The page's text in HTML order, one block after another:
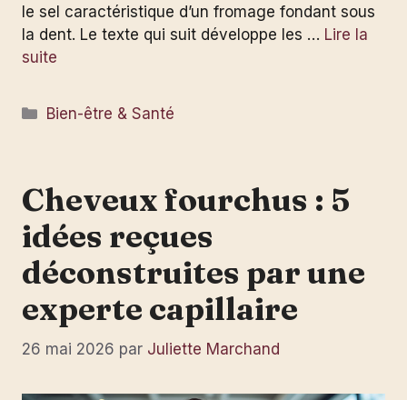
le sel caractéristique d’un fromage fondant sous
la dent. Le texte qui suit développe les … Lire la
suite
Catégories
Bien-être & Santé
Cheveux fourchus : 5
idées reçues
déconstruites par une
experte capillaire
26 mai 2026 par Juliette Marchand